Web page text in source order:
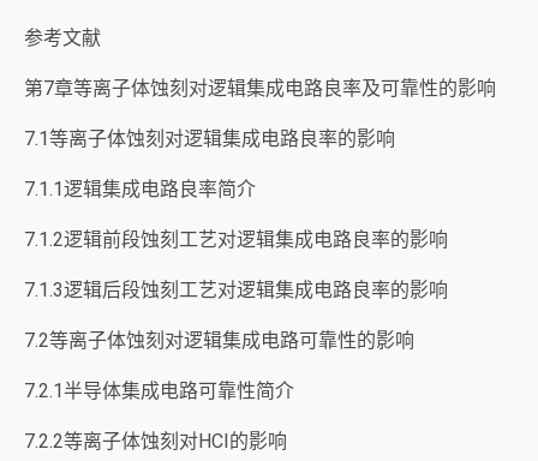
参考文献
第7章等离子体蚀刻对逻辑集成电路良率及可靠性的影响
7.1等离子体蚀刻对逻辑集成电路良率的影响
7.1.1逻辑集成电路良率简介
7.1.2逻辑前段蚀刻工艺对逻辑集成电路良率的影响
7.1.3逻辑后段蚀刻工艺对逻辑集成电路良率的影响
7.2等离子体蚀刻对逻辑集成电路可靠性的影响
7.2.1半导体集成电路可靠性简介
7.2.2等离子体蚀刻对HCI的影响